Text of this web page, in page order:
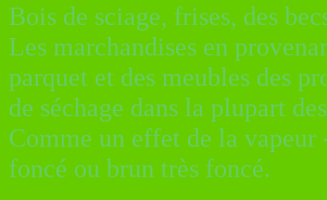
Bois de sciage, frises, des
Les marchandises en
parquet et des meubles des
de séchage dans la plupart
Comme un effet de la
foncé ou brun très foncé.